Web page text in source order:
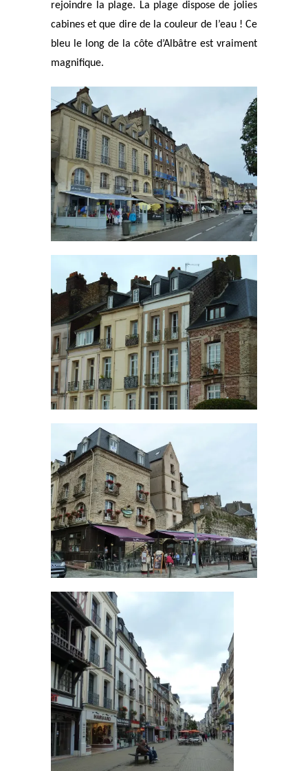
rejoindre la plage. La plage dispose de jolies
cabines et que dire de la couleur de l’eau ! Ce
bleu le long de la côte d’Albâtre est vraiment
magnifique.